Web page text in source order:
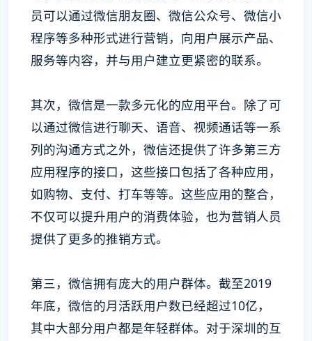
员可以通过微信朋友圈、微信公众号、微信小
程序等多种形式进行营销，向用户展示产品、
服务等内容，并与用户建立更紧密的联系。
其次，微信是一款多元化的应用平台。除了可
以通过微信进行聊天、语音、视频通话等一系
列的沟通方式之外，微信还提供了许多第三方
应用程序的接口，这些接口包括了各种应用，
如购物、支付、打车等等。这些应用的整合，
不仅可以提升用户的消费体验，也为营销人员
提供了更多的推销方式。
第三，微信拥有庞大的用户群体。截至2019
年底，微信的月活跃用户数已经超过10亿，
其中大部分用户都是年轻群体。对于深圳的互